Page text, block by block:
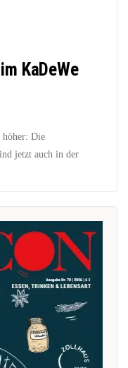
KaDeWe
höher: Die
jetzt auch in der